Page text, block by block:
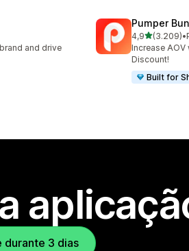
and drive
Pumper
4,9de 5(3.209)
3209 total de•
Increase AOV
Discount!
Built for
durante 3 dias